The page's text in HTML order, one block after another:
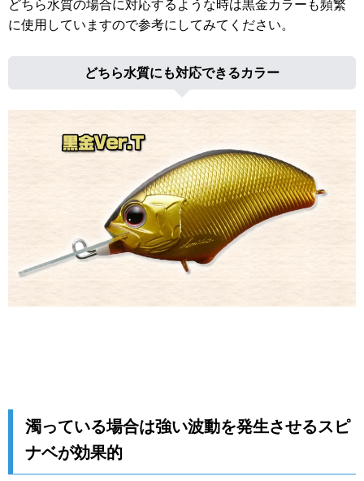
どちら水質の場合に対応するような時は黒金カラーも頻繁
に使用していますので参考にしてみてください。
どちら水質にも対応できるカラー
濁っている場合は強い波動を発生させるスピ
ナベが効果的